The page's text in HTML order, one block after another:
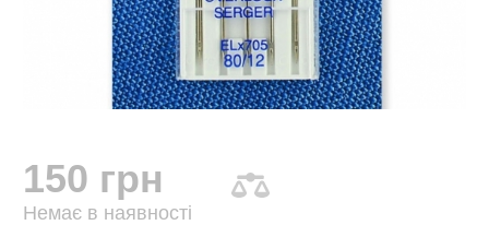
150 грн
Немає в наявності